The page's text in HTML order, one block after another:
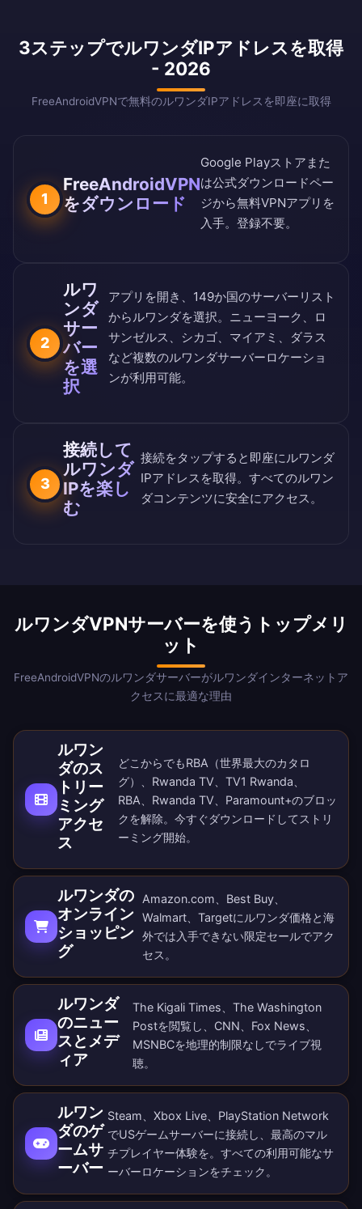
3ステップでルワンダIPアドレスを取得
- 2026
FreeAndroidVPNで無料のルワンダIPアドレスを即座に取得
1
FreeAndroidVPN
をダウンロード
Google Playストア また
は公式ダウンロードペー
ジから無料VPNアプリを
入手。登録不要。
2
ルワ
ンダ
サー
バー
を選
択
アプリを開き、 149か国のサーバーリスト
からルワンダを選択。ニューヨーク、ロ
サンゼルス、シカゴ、マイアミ、ダラス
など複数のルワンダサーバーロケーショ
ンが利用可能。
3
接続して
ルワンダ
IPを楽し
む
接続をタップすると即座にルワンダ
IPアドレスを取得。すべてのルワン
ダコンテンツに安全にアクセス。
ルワンダVPNサーバーを使うトップメリ
ット
FreeAndroidVPNのルワンダサーバーがルワンダインターネットア
クセスに最適な理由
ルワン
ダのス
トリー
ミング
アクセ
ス
どこからでもRBA（世界最大のカタロ
グ）、Rwanda TV、TV1 Rwanda、
RBA、Rwanda TV、Paramount+のブロッ
クを解除。 今すぐダウンロード してストリ
ーミング開始。
ルワンダの
オンライン
ショッピン
グ
Amazon.com、Best Buy、
Walmart、Targetにルワンダ価格と海
外では入手できない限定セールでアク
セス。
ルワンダ
のニュー
スとメデ
ィア
The Kigali Times、The Washington
Postを閲覧し、CNN、Fox News、
MSNBCを地理的制限なしでライブ視
聴。
ルワン
ダのゲ
ームサ
ーバー
Steam、Xbox Live、PlayStation Network
でUSゲームサーバーに接続し、最高のマル
チプレイヤー体験を。すべての利用可能なサ
ーバーロケーションをチェック。